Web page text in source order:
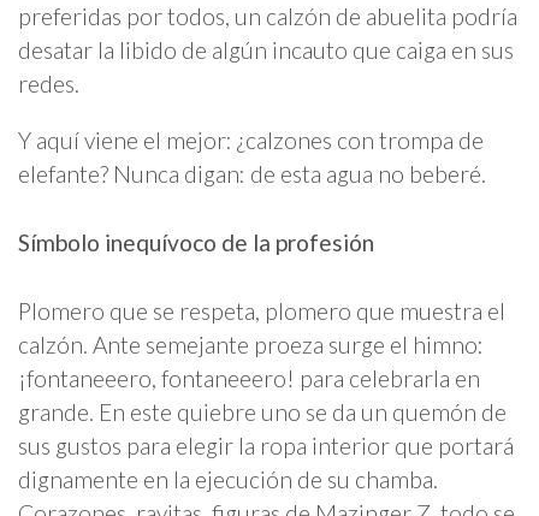
preferidas por todos, un calzón de abuelita podría
desatar la libido de algún incauto que caiga en sus
redes.
Y aquí viene el mejor: ¿calzones con trompa de
elefante? Nunca digan: de esta agua no beberé.
Símbolo inequívoco de la profesión
Plomero que se respeta, plomero que muestra el
calzón. Ante semejante proeza surge el himno:
¡fontaneeero, fontaneeero! para celebrarla en
grande. En este quiebre uno se da un quemón de
sus gustos para elegir la ropa interior que portará
dignamente en la ejecución de su chamba.